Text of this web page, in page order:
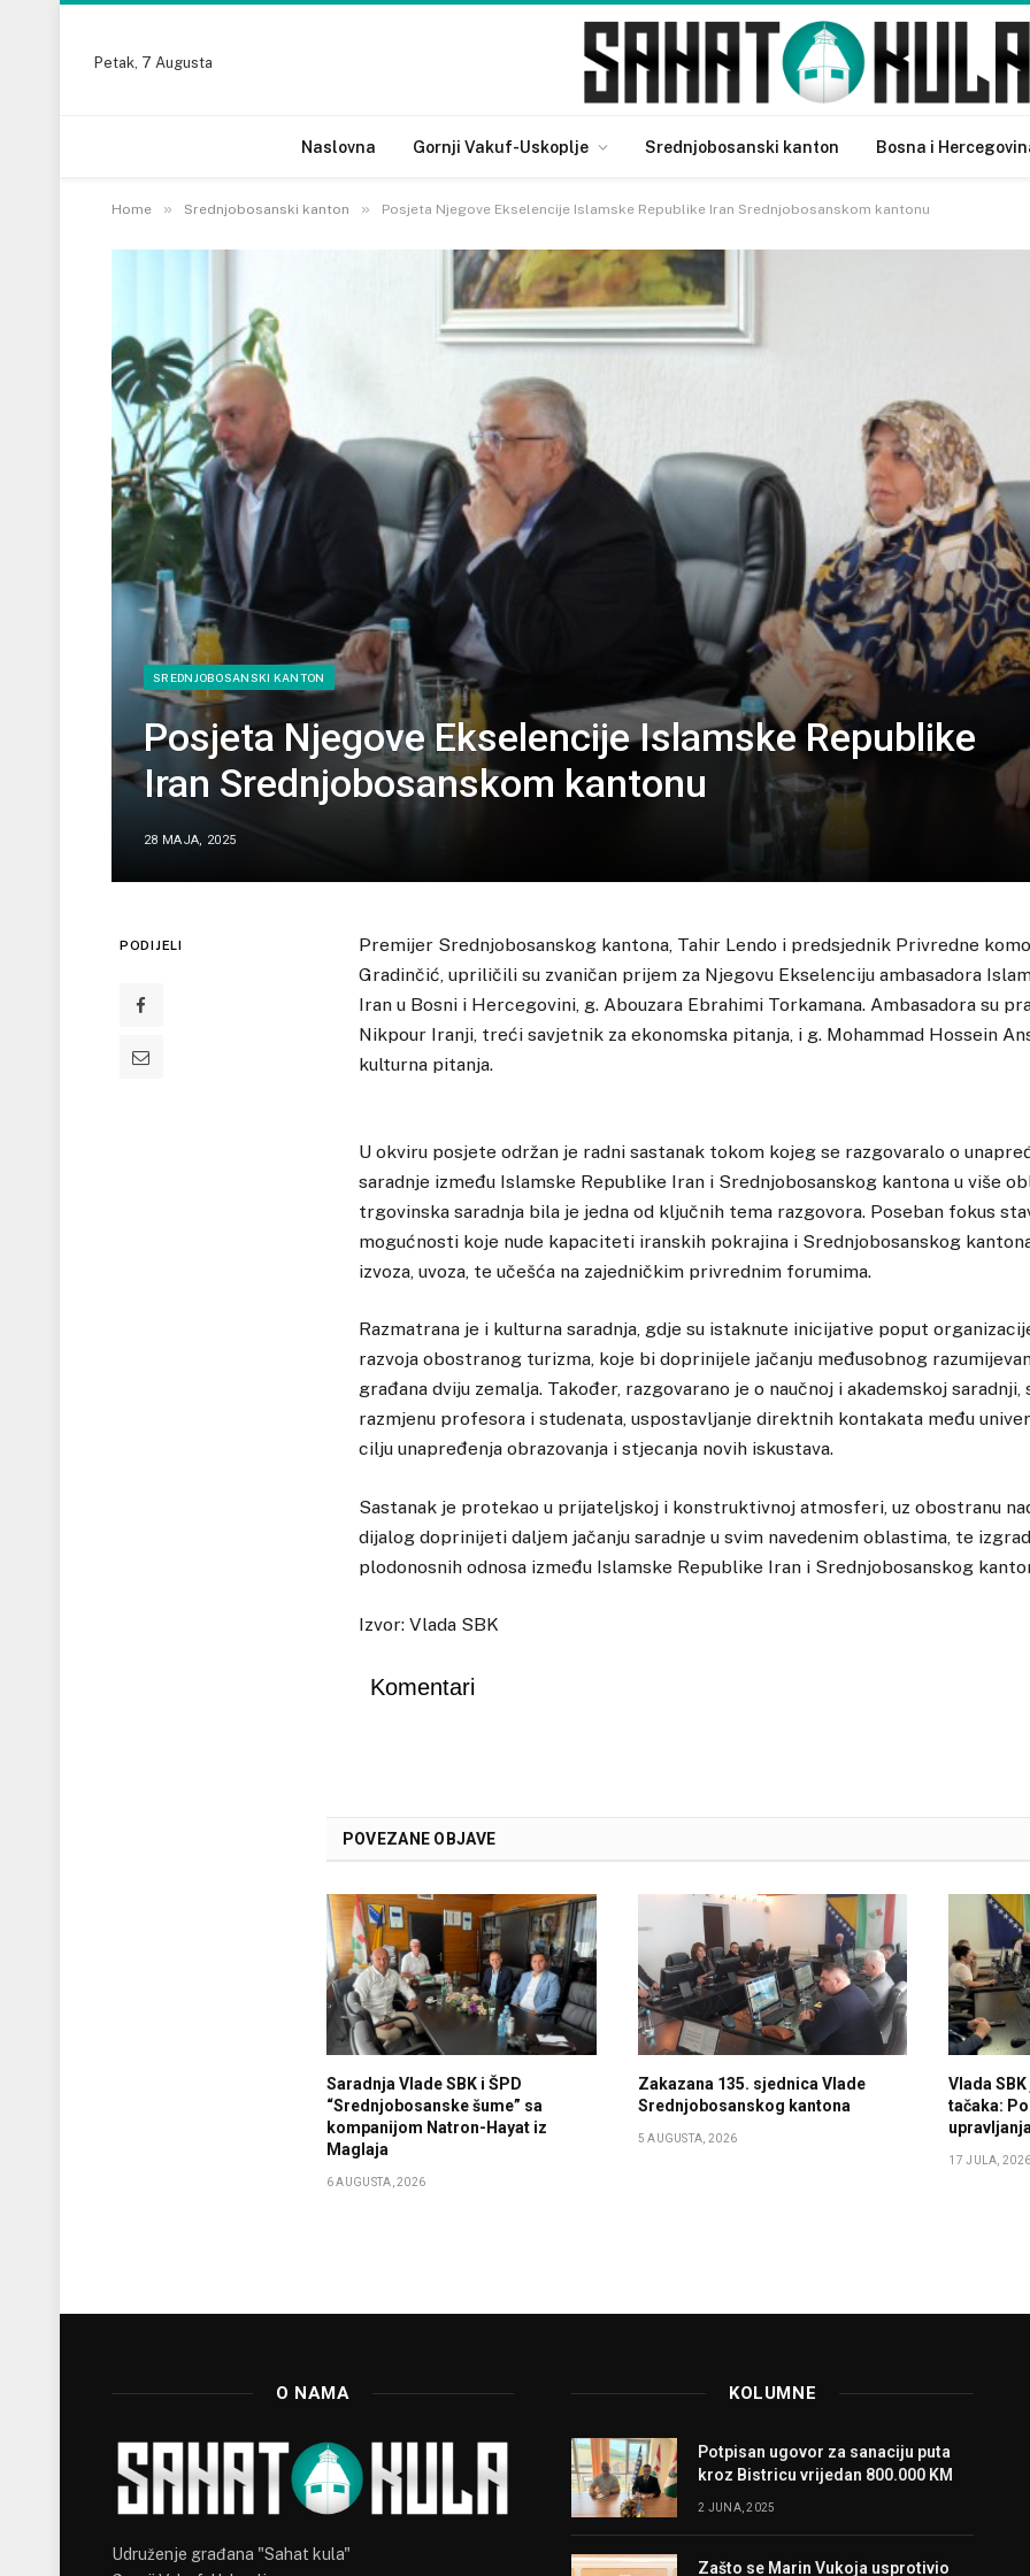
Petak, 7 Augusta
Naslovna Gornji Vakuf-Uskoplje Srednjobosanski kanton Bosna i
Home » Srednjobosanski kanton » Posjeta Njegove Ekselencije Islamske Republike Iran Srednjobosanskom kantonu
SREDNJOBOSANSKI KANTON
Posjeta Njegove Ekselencije Islamske Republike
Iran Srednjobosanskom kantonu
28 MAJA, 2025
PODIJELI
Premijer Srednjobosanskog kantona, Tahir Lendo i predsjednik Privredne
Gradinčić, upriličili su zvaničan prijem za Njegovu Ekselenciju ambasadora
Iran u Bosni i Hercegovini, g. Abouzara Ebrahimi Torkamana. Ambasadora su
Nikpour Iranji, treći savjetnik za ekonomska pitanja, i g. Mohammad Hossein
kulturna pitanja.
U okviru posjete održan je radni sastanak tokom kojeg se razgovaralo o
saradnje između Islamske Republike Iran i Srednjobosanskog kantona u više
trgovinska saradnja bila je jedna od ključnih tema razgovora. Poseban fokus
mogućnosti koje nude kapaciteti iranskih pokrajina i Srednjobosanskog
izvoza, uvoza, te učešća na zajedničkim privrednim forumima.
Razmatrana je i kulturna saradnja, gdje su istaknute inicijative poput
razvoja obostranog turizma, koje bi doprinijele jačanju međusobnog
građana dviju zemalja. Također, razgovarano je o naučnoj i akademskoj saradnji,
razmjenu profesora i studenata, uspostavljanje direktnih kontakata među
cilju unapređenja obrazovanja i stjecanja novih iskustava.
Sastanak je protekao u prijateljskoj i konstruktivnoj atmosferi, uz obostranu
dijalog doprinijeti daljem jačanju saradnje u svim navedenim oblastima, te
plodonosnih odnosa između Islamske Republike Iran i Srednjobosanskog
Izvor: Vlada SBK
Komentari
POVEZANE OBJAVE
Saradnja Vlade SBK i ŠPD
“Srednjobosanske šume” sa
kompanijom Natron-Hayat iz
Maglaja
6 AUGUSTA, 2026
Zakazana 135. sjednica Vlade
Srednjobosanskog kantona
5 AUGUSTA, 2026
Vlada
tačaka:
17 JULA,
O NAMA
Udruženje građana "Sahat kula"
KOLUMNE
Potpisan ugovor za sanaciju puta
kroz Bistricu vrijedan 800.000 KM
2 JUNA, 2025
Zašto se Marin Vukoja usprotivio